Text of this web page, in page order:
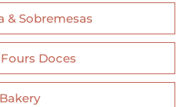
& Sobremesas
Doces
Bakery